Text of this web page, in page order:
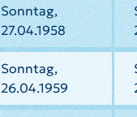
Sonntag,
27.04.1958
Sonntag,
26.04.1959